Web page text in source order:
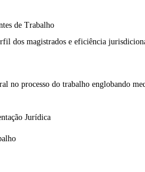
de Trabalho
dos magistrados e eficiência
no processo do trabalho englobando
Jurídica